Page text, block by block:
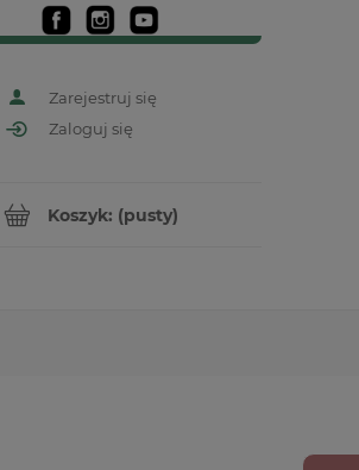
Zarejestruj się
Zaloguj się
Koszyk: (pusty)